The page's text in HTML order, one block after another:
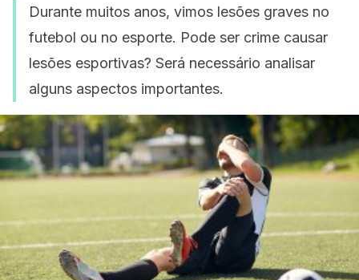
Durante muitos anos, vimos lesões graves no
futebol ou no esporte. Pode ser crime causar
lesões esportivas? Será necessário analisar
alguns aspectos importantes.